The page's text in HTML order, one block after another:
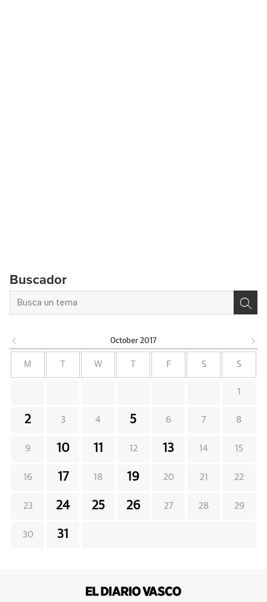
Buscador
October 2017
M W F S S
1
2 3 4 5 6 7 8
9 10 11 12 13 14 15
16 17 18 19 20 21 22
23 24 25 26 27 28 29
30 31